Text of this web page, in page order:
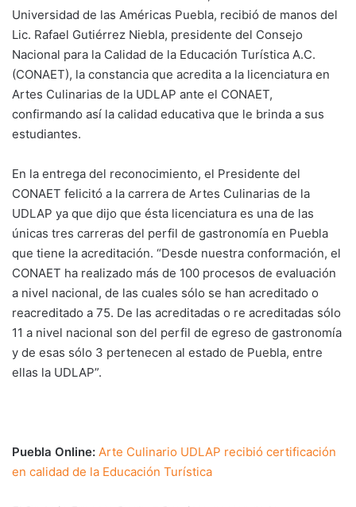
Universidad de las Américas Puebla, recibió de manos del
Lic. Rafael Gutiérrez Niebla, presidente del Consejo
Nacional para la Calidad de la Educación Turística A.C.
(CONAET), la constancia que acredita a la licenciatura en
Artes Culinarias de la UDLAP ante el CONAET,
confirmando así la calidad educativa que le brinda a sus
estudiantes.
En la entrega del reconocimiento, el Presidente del
CONAET felicitó a la carrera de Artes Culinarias de la
UDLAP ya que dijo que ésta licenciatura es una de las
únicas tres carreras del perfil de gastronomía en Puebla
que tiene la acreditación. “Desde nuestra conformación, el
CONAET ha realizado más de 100 procesos de evaluación
a nivel nacional, de las cuales sólo se han acreditado o
reacreditado a 75. De las acreditadas o re acreditadas sólo
11 a nivel nacional son del perfil de egreso de gastronomía
y de esas sólo 3 pertenecen al estado de Puebla, entre
ellas la UDLAP”.
Puebla Online: Arte Culinario UDLAP recibió certificación
en calidad de la Educación Turística